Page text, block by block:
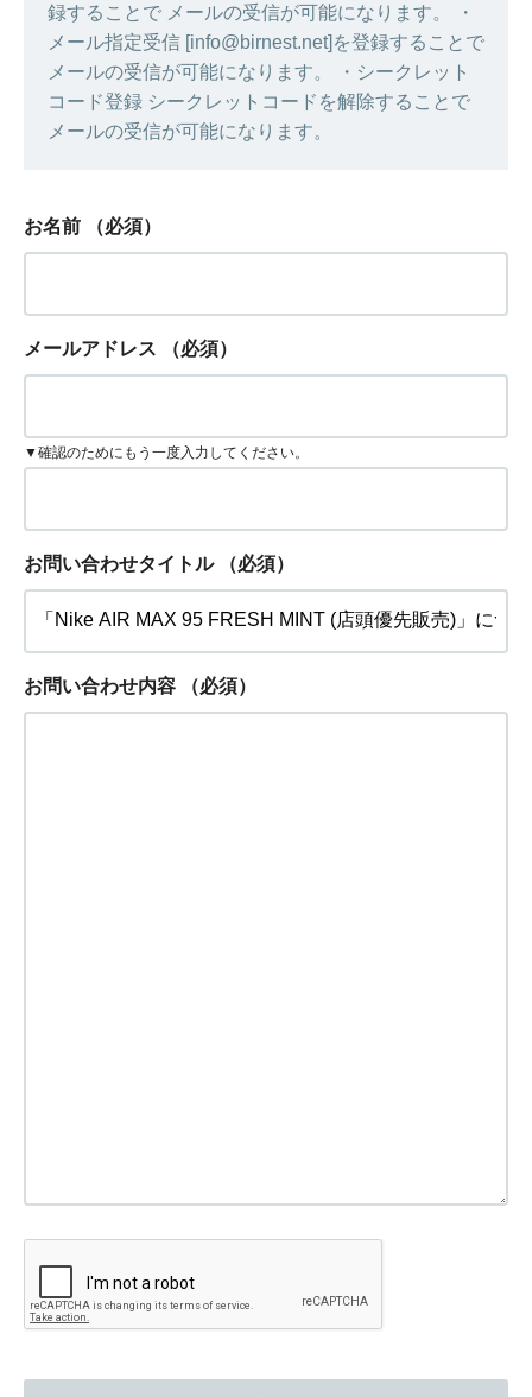
録することで メールの受信が可能になります。 ・
メール指定受信 [info@birnest.net]を登録することで
メールの受信が可能になります。 ・シークレット
コード登録 シークレットコードを解除することで
メールの受信が可能になります。
お名前 （必須）
メールアドレス （必須）
▼確認のためにもう一度入力してください。
お問い合わせタイトル （必須）
お問い合わせ内容 （必須）